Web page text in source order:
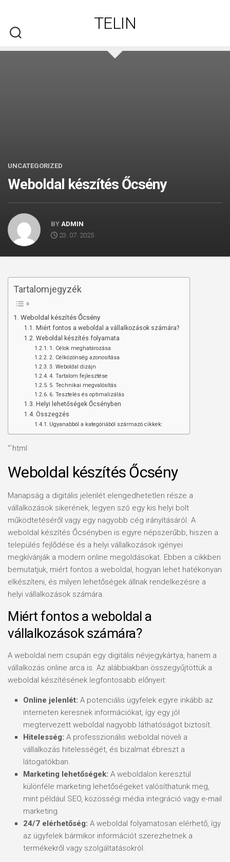
content
TELIN
UNCATEGORIZED
Weboldal készítés​ Őcsény
BY ADMIN
23. 07. 2025
Tartalomjegyzék
Weboldal készítés Őcsény
Miért fontos a weboldal a vállalkozások számára?
Weboldal készítés folyamata
1. Célok meghatározása
2. Célközönség azonosítása
3. Weboldal dizájn
4. Tartalom fejlesztése
5. Technikai megvalósítás
6. Tesztelés és optimalizálás
Helyi lehetőségek Őcsényben
Összegzés
Ugyanabból a kategóriából származó cikkek:
“`html
Weboldal készítés Őcsény
Manapság a digitális jelenlét elengedhetetlen része a
vállalkozások sikerének, legyen szó egy kis helyi bolt
működtetéséről vagy egy nagyobb cég irányításáról. A
weboldal készítés Őcsényben is egyre népszerűbb, hiszen a
település fejlődése és a helyi vállalkozások igényei
megkívánják a modern online megoldásokat. Ebben a cikkben
bemutatjuk, miért fontos a weboldal, hogyan lehet hatékonyan
elkészíteni, és milyen lehetőségek állnak rendelkezésre a
helyi vállalkozások számára.
Miért fontos a weboldal a
vállalkozások számára?
A weboldal nem csupán egy digitális névjegykártya, hanem a
vállalkozás online arca is. Az alábbiakban összegyűjtöttük a
weboldal készítésének legfontosabb előnyeit:
Online jelenlét: A potenciális ügyfelek egyre inkább az
interneten keresnek információkat, így egy jól
megtervezett weboldal nagyobb láthatóságot biztosít.
Hitelesség: A professzionális weboldal növeli a
vállalkozás hitelességét, és bizalmat ébreszt a
látogatókban.
Marketing lehetőségek: A weboldalon keresztül
különféle marketing lehetőségeket valósíthatunk meg,
mint például SEO, közösségi média integráció vagy e-mail
marketing.
24/7 elérhetőség: A weboldal folyamatosan elérhető, így
az ügyfelek bármikor információt szerezhetnek a
termékekről vagy szolgáltatásokról.